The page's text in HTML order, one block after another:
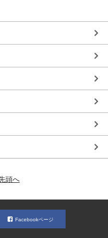
頭へ
Facebookページ